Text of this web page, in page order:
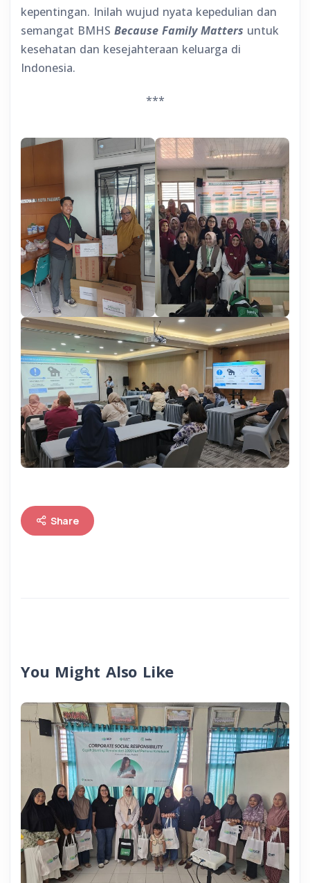
kepentingan. Inilah wujud nyata kepedulian dan
semangat BMHS Because Family Matters untuk
kesehatan dan kesejahteraan keluarga di
Indonesia.
***
Share
You Might Also Like